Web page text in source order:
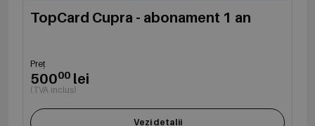
TopCard Cupra - abonament 1 an
Preț
50000 lei
(TVA inclus)
Vezi detalii